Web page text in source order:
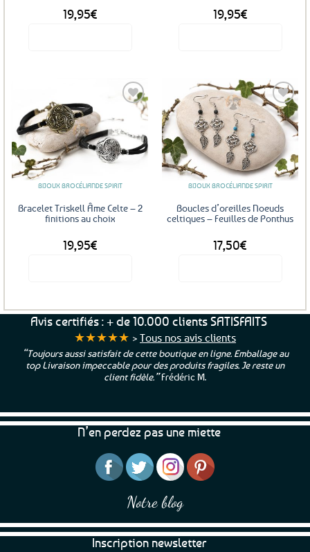
19,95€ 19,95€
Ajouter
favoris
BIJOUX BROCÉLIANDE SPIRIT
Bracelet Triskell Âme Celte – 2
finitions au choix
19,95€
a
variations.
choisies
Ajouter
aux
favoris
BIJOUX BROCÉLIANDE SPIRIT
Boucles d’oreilles Noeuds
celtiques – Feuilles de Ponthus
17,50€
a
plusieurs
variations.
Les
options
choisies
sur
page
du
Avis certifiés : + de 10.000 clients SATISFAITS
★★★★★ > Tous nos avis clients
“Toujours aussi satisfait de cette boutique en ligne. Emballage au
top Livraison impeccable pour des produits fragiles. Je reste un
client fidèle.”Frédéric M.
N’en perdez pas une miette
Notre blog
Inscription newsletter